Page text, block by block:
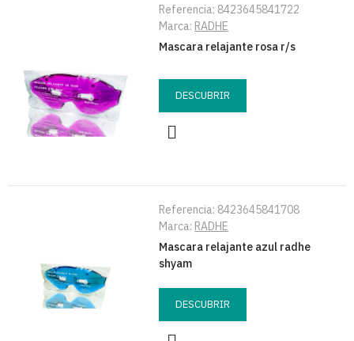
Referencia: 8423645841722
Marca: RADHE
Mascara relajante rosa r/s
DESCUBRIR
Referencia: 8423645841708
Marca: RADHE
Mascara relajante azul radhe
shyam
DESCUBRIR